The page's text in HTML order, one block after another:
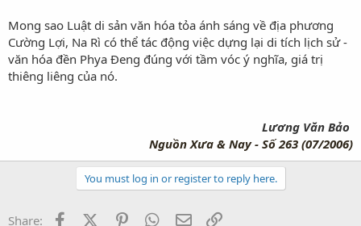
Mong sao Luật di sản văn hóa tỏa ánh sáng về địa phương
Cường Lợi, Na Rì có thể tác động việc dựng lại di tích lịch sử -
văn hóa đền Phya Đeng đúng với tầm vóc ý nghĩa, giá trị
thiêng liêng của nó.
Lương Văn Bảo
Nguồn Xưa & Nay - Số 263 (07/2006)
You must log in or register to reply here.
Share: FacebookX (Twitter)PinterestWhatsApp
Email